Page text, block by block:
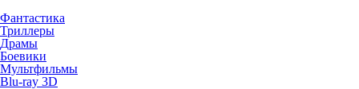
Фантастика
Триллеры
Драмы
Боевики
Мультфильмы
Blu-ray 3D